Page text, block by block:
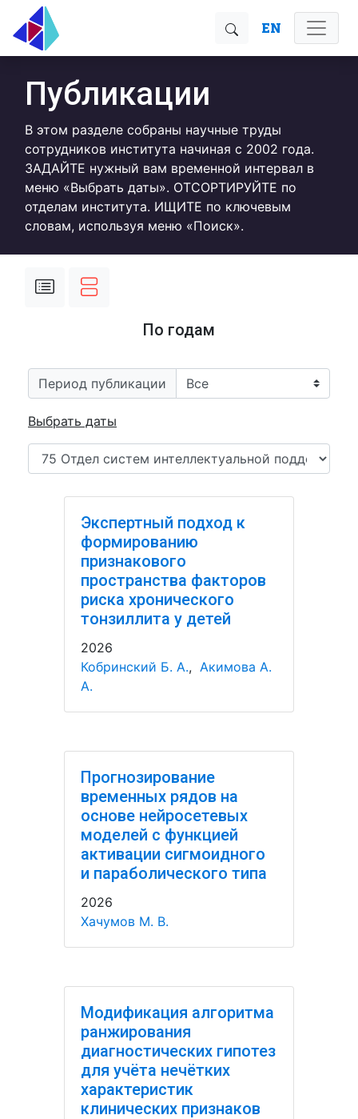
EN
Публикации
В этом разделе собраны научные труды
сотрудников института начиная с 2002 года.
ЗАДАЙТЕ нужный вам временной интервал в
меню «Выбрать даты». ОТСОРТИРУЙТЕ по
отделам института. ИЩИТЕ по ключевым
словам, используя меню «Поиск».
По годам
Период публикации
Выбрать даты
Экспертный подход к
формированию
признакового
пространства факторов
риска хронического
тонзиллита у детей
2026
Кобринский Б. А., Акимова А.
А.
Прогнозирование
временных рядов на
основе нейросетевых
моделей с функцией
активации сигмоидного
и параболического типа
2026
Хачумов М. В.
Модификация алгоритма
ранжирования
диагностических гипотез
для учёта нечётких
характеристик
клинических признаков